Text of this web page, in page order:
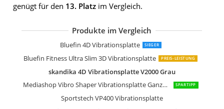
genügt für den 13. Platzim Vergleich.
Produkte im Vergleich
Bluefin 4D Vibrationsplatte SIEGER
Bluefin Fitness Ultra Slim 3D Vibrationsplatte PREIS-LEISTUNG
skandika 4D Vibrationsplatte V2000 Grau
Mediashop Vibro Shaper Vibrationsplatte Ganzkörper Trainingsgerät
SPARTIPP
Sportstech VP400 Vibrationsplatte
Sportstech Profi Vibrationsplatte
Bluefin Fitness 3D Dual-Motor
Kwasyo 3D Power Vibrationsplatte
Sportstech Vibrationsplatte VP200
Bluefin Fitness Vibrationsplatte Pro
skandika 4D Vibrationsplatte V2500
Skandika 1091 Vibration Plate Home
Sportstech Vibrationsplatte VP210
skandika 900 Plus Vibrationsplatte
Klarfit Vibe 4DX Vibrationsplatte
Klarfit Vibe VX Vibrationsplatte
skandika Home Vibration Plate 500
Navaris Vibrationsplatte Ganzkörper
skandika Vibrationsplatte Virke aus
Skandika Vibrationsplatte V1 Twin
Mediashop VibroLegs Massage Gerät